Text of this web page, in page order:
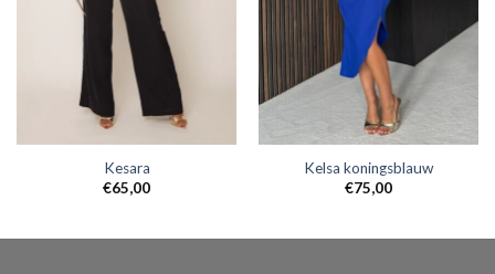
Kesara
€65,00
Kelsa koningsblauw
€75,00